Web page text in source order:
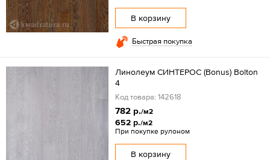
В корзину
Быстрая покупка
Линолеум СИНТЕРОС (Bonus) Bolton
4
Код товара: 142618
782 р./м2
652 р./м2
При покупке рулоном
В корзину